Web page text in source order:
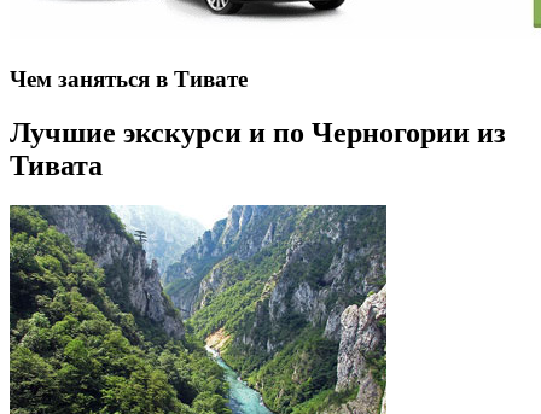
Чем заняться в Тивате
Лучшие экскурси и по Черногории из
Тивата